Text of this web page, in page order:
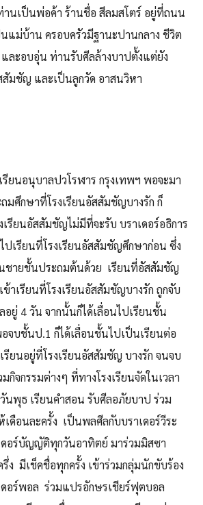
นเป็นพ่อค้า ร้านชื่อ สีลมสโตร์ อยู่ที่ถนน
ม่บ้าน ครอบครัวมีฐานะปานกลาง ชีวิต
และอบอุ่น ท่านรับศีลล้างบาปตั้งแต่ยัง
สัมชัญ และเป็นลูกวัด อาสนวิหา
นอนุบาลปวโรฬาร กรุงเทพฯ พอจะมา
มศึกษาที่โรงเรียนอัสสัมชัญบางรัก ก็
เรียนอัสสัมชัญไม่มีที่จะรับ บราเดอร์อธิการ
ปเรียนที่โรงเรียนอัสสัมชัญศึกษาก่อน ซึ่ง
ชายชั้นประถมต้นด้วย เรียนที่อัสสัมชัญ
าเรียนที่โรงเรียนอัสสัมชัญบางรัก ถูกจับ
ยู่ 4 วัน จากนั้นก็ได้เลื่อนไปเรียนชั้น
จบชั้นป.1 ก็ได้เลื่อนชั้นไปเป็นเรียนต่อ
ยนอยู่ที่โรงเรียนอัสสัมชัญ บางรัก จนจบ
จกรรมต่างๆ ที่ทางโรงเรียนจัดในเวลา
นพุธ เรียนคำสอน รับศีลอภัยบาป ร่วม
เดือนละครั้ง เป็นพลศีลกับบราเดอร์วีระ
ดอร์บัญญัติทุกวันอาทิตย์ มาร่วมมิสซา
รึ่ง มีเช็คชื่อทุกครั้ง เข้าร่วมกลุ่มนักขับร้อง
ดอร์พอล ร่วมแปรอักษรเชียร์ฟุตบอล